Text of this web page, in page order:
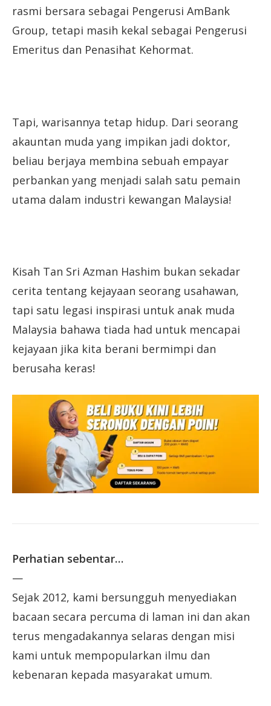
rasmi bersara sebagai Pengerusi AmBank
Group, tetapi masih kekal sebagai Pengerusi
Emeritus dan Penasihat Kehormat.
Tapi, warisannya tetap hidup. Dari seorang
akauntan muda yang impikan jadi doktor,
beliau berjaya membina sebuah empayar
perbankan yang menjadi salah satu pemain
utama dalam industri kewangan Malaysia!
Kisah Tan Sri Azman Hashim bukan sekadar
cerita tentang kejayaan seorang usahawan,
tapi satu legasi inspirasi untuk anak muda
Malaysia bahawa tiada had untuk mencapai
kejayaan jika kita berani bermimpi dan
berusaha keras!
Perhatian sebentar…
—
Sejak 2012, kami bersungguh menyediakan
bacaan secara percuma di laman ini dan akan
terus mengadakannya selaras dengan misi
kami untuk mempopularkan ilmu dan
kebenaran kepada masyarakat umum.